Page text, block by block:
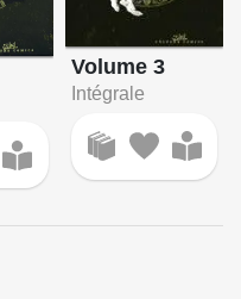
Volume 3
Intégrale